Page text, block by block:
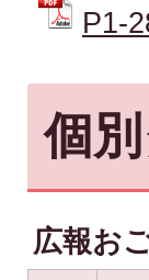
P1-
個
広報お